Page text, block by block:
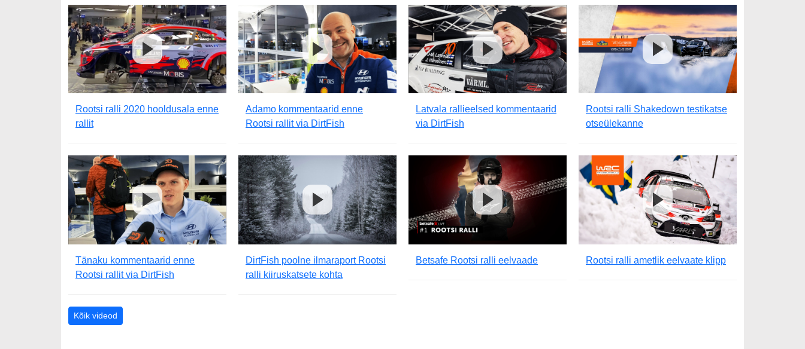
Rootsi ralli 2020 hooldusala enne
rallit
Adamo kommentaarid enne
Rootsi rallit via DirtFish
Latvala rallieelsed kommentaarid
via DirtFish
Rootsi ralli Shakedown testikatse
otseülekanne
Tänaku kommentaarid enne
Rootsi rallit via DirtFish
DirtFish poolne ilmaraport Rootsi
ralli kiiruskatsete kohta
Betsafe Rootsi ralli eelvaade Rootsi ralli ametlik eelvaate klipp
Kõik videod